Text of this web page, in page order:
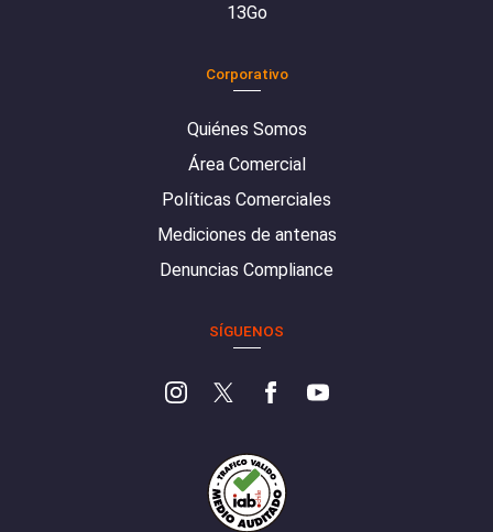
13Go
Corporativo
Quiénes Somos
Área Comercial
Políticas Comerciales
Mediciones de antenas
Denuncias Compliance
SÍGUENOS